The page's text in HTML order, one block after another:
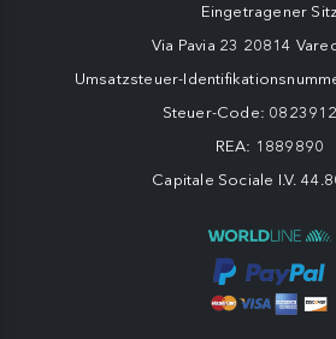
Eingetragener Sitz
Via Pavia 23 20814
Umsatzsteuer-
Steuer-Code:
REA: 1889890
Capitale Sociale I.V.